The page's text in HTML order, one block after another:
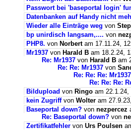
Passwort bei 'baseportal login'
Datenbanken auf Handy nicht
Wieder alle Einträge weg von
bp unirdisch langsam,.... von
PHP8. von Norbertam 17.11.24,
Mr1937 von Harald B am 18.2.24,
Re: Mr1937 von Harald B am
Re: Re: Mr1937 von
Re: Re: Re: Mr1937
Re: Re: Re:
Bildupload von Ringo am 22.1.24,
kein Zugriffvon Wolter am
Baseportal down? von nezpercez
Re: Baseportal down? von
Zertifikatfehler von Urs Poulsen